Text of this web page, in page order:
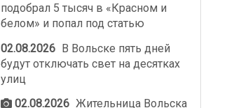
подобрал 5 тысяч в «Красном и
белом» и попал под статью
02.08.2026 В Вольске пять дней
будут отключать свет на десятках
улиц
02.08.2026 Жительница Вольска